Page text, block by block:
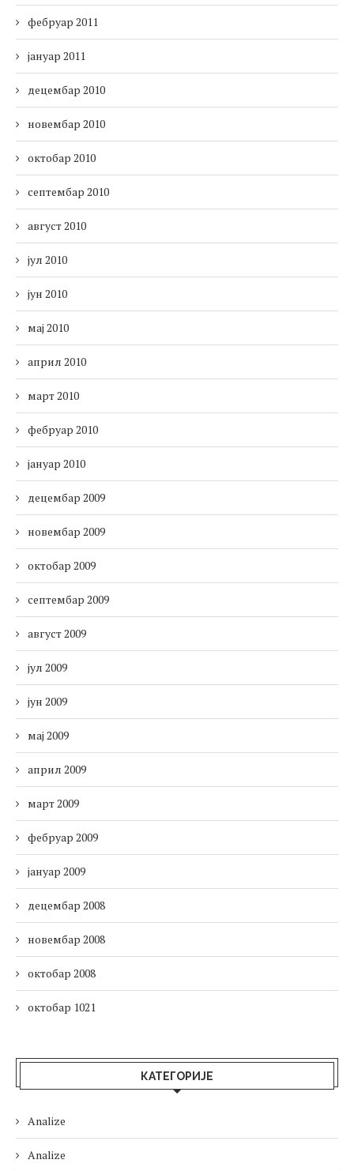
фебруар 2011
јануар 2011
децембар 2010
новембар 2010
октобар 2010
септембар 2010
август 2010
јул 2010
јун 2010
мај 2010
април 2010
март 2010
фебруар 2010
јануар 2010
децембар 2009
новембар 2009
октобар 2009
септембар 2009
август 2009
јул 2009
јун 2009
мај 2009
април 2009
март 2009
фебруар 2009
јануар 2009
децембар 2008
новембар 2008
октобар 2008
октобар 1021
КАТЕГОРИЈЕ
Analize
Analize